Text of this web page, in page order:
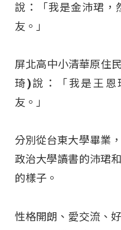
說：「我是金沛珺，
友。」
屏北高中小清華原住
琦)說：「我是王恩
友。」
分別從台東大學畢業
政治大學讀書的沛珺
的樣子。
性格開朗、愛交流、